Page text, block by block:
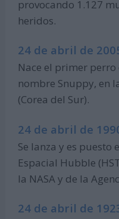
provocando 1.127
heridos.
24 de abril de
Nace el primer
nombre Snuppy, en
(Corea del Sur).
24 de abril de
Se lanza y es puesto
Espacial Hubble
la NASA y de la
24 de abril de